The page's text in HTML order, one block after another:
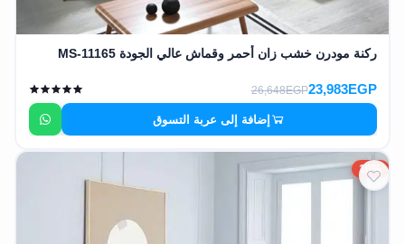
ركنة مودرن خشب زان أحمر وقماش عالي الجودة MS-11165
23,983EGP
26,648EGP
إضافة إلى عربة التسوق
10%